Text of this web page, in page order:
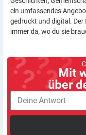
ein umfassendes
gedruckt und digital. Der
immer da, wo du sie
Mit
über